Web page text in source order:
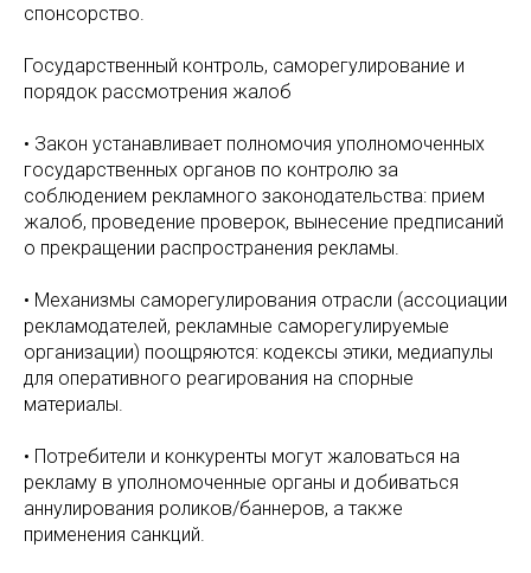
спонсорство.
Государственный контроль, саморегулирование и
порядок рассмотрения жалоб
• Закон устанавливает полномочия уполномоченных
государственных органов по контролю за
соблюдением рекламного законодательства: прием
жалоб, проведение проверок, вынесение предписаний
о прекращении распространения рекламы.
• Механизмы саморегулирования отрасли (ассоциации
рекламодателей, рекламные саморегулируемые
организации) поощряются: кодексы этики, медиапулы
для оперативного реагирования на спорные
материалы.
• Потребители и конкуренты могут жаловаться на
рекламу в уполномоченные органы и добиваться
аннулирования роликов/баннеров, а также
применения санкций.